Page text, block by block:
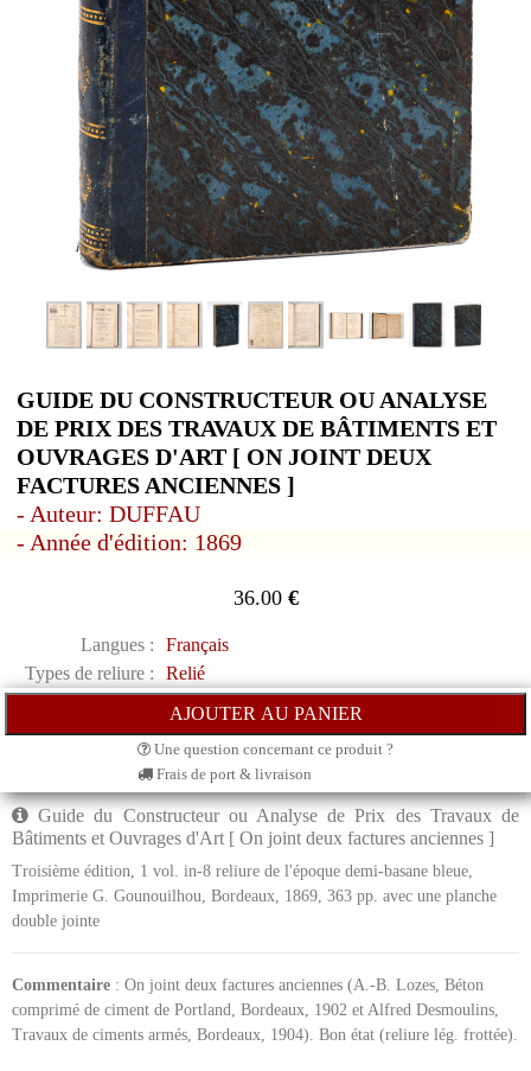
GUIDE DU CONSTRUCTEUR OU ANALYSE
DE PRIX DES TRAVAUX DE BÂTIMENTS ET
OUVRAGES D'ART [ ON JOINT DEUX
FACTURES ANCIENNES ]
- Auteur: DUFFAU
- Année d'édition: 1869
36.00€
Langues :
Français
Types de reliure :
Relié
Une question concernant ce produit ?
Frais de port & livraison
Guide du Constructeur ou Analyse de Prix des Travaux de
Bâtiments et Ouvrages d'Art [ On joint deux factures anciennes ]
Troisième édition, 1 vol. in-8 reliure de l'époque demi-basane bleue,
Imprimerie G. Gounouilhou, Bordeaux, 1869, 363 pp. avec une planche
double jointe
Commentaire : On joint deux factures anciennes (A.-B. Lozes, Béton
comprimé de ciment de Portland, Bordeaux, 1902 et Alfred Desmoulins,
Travaux de ciments armés, Bordeaux, 1904). Bon état (reliure lég. frottée).